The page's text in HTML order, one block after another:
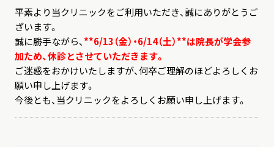
平素より当クリニックをご利用いただき、誠にありがとうご
ざいます。
誠に勝手ながら、**6/13（金）・6/14（土）**は院長が学会参
加ため、休診とさせていただきます。
ご迷惑をおかけいたしますが、何卒ご理解のほどよろしくお
願い申し上げます。
今後とも、当クリニックをよろしくお願い申し上げます。